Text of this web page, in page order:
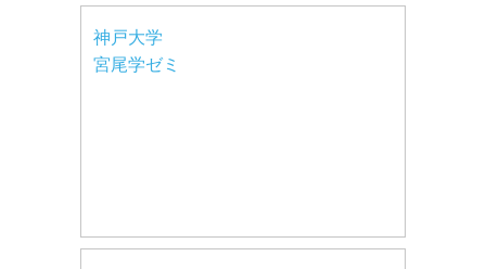
神戸大学
宮尾学ゼミ